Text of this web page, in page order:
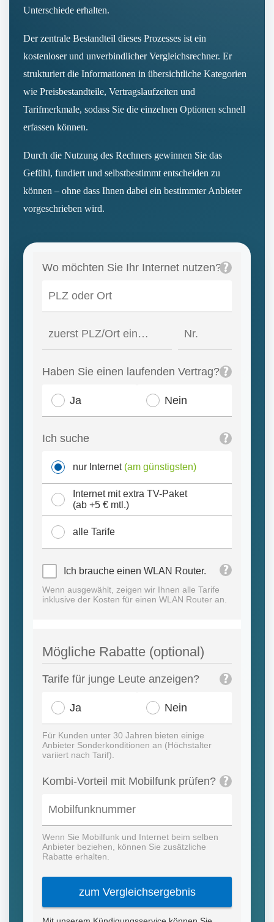
Unterschiede erhalten.
Der zentrale Bestandteil dieses Prozesses ist ein
kostenloser und unverbindlicher Vergleichsrechner. Er
strukturiert die Informationen in übersichtliche Kategorien
wie Preisbestandteile, Vertragslaufzeiten und
Tarifmerkmale, sodass Sie die einzelnen Optionen schnell
erfassen können.
Durch die Nutzung des Rechners gewinnen Sie das
Gefühl, fundiert und selbstbestimmt entscheiden zu
können – ohne dass Ihnen dabei ein bestimmter Anbieter
vorgeschrieben wird.